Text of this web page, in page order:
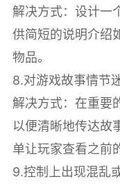
解决方式：设计一
供简短的说明介绍
物品。
8.对游戏故事情节
解决方式：在重要
以便清晰地传达故
单让玩家查看之前
9.控制上出现混乱